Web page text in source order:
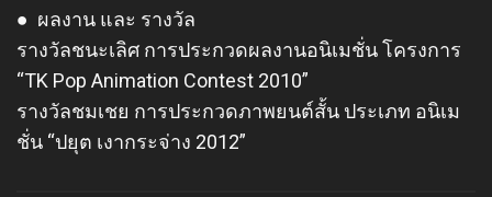
● ผลงาน และ รางวัล
รางวัลชนะเลิศ การประกวดผลงานอนิเมชั่น โครงการ
“TK Pop Animation Contest 2010”
รางวัลชมเชย การประกวดภาพยนต์สั้น ประเภท อนิเม
ชั่น “ปยุต เงากระจ่าง 2012”